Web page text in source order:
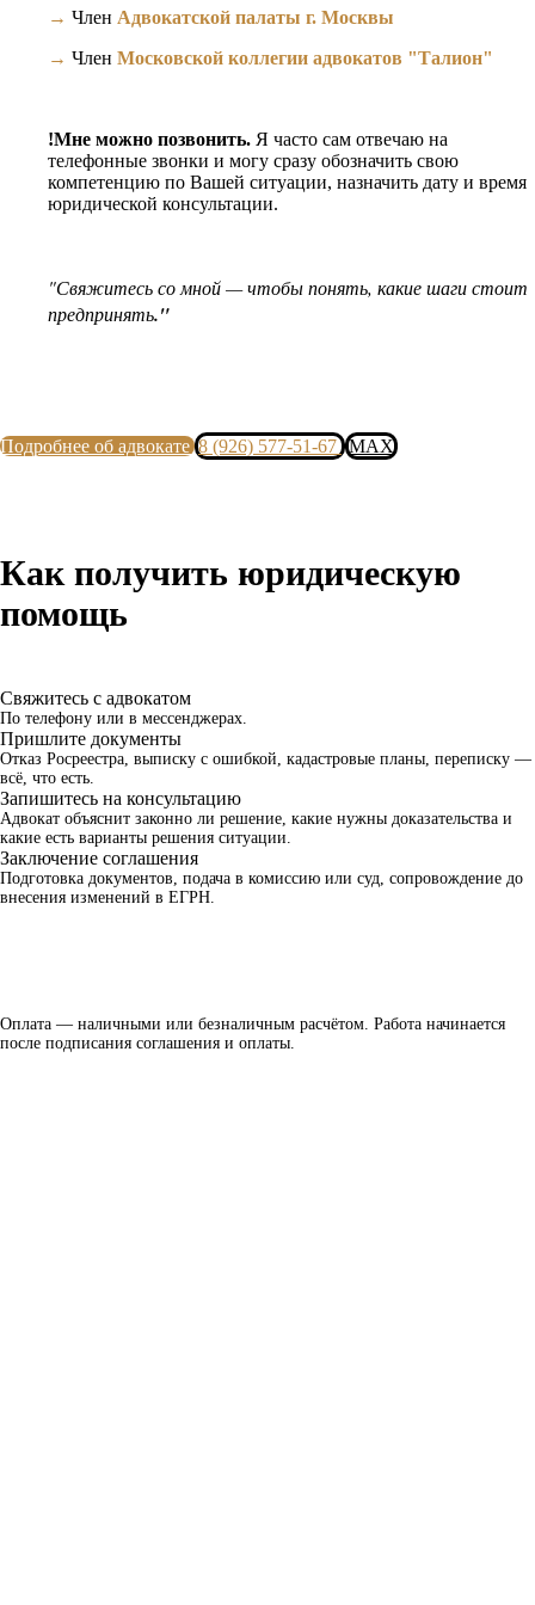
→ Член Адвокатской палаты г. Москвы
→ Член Московской коллегии адвокатов "Талион"
!Мне можно позвонить. Я часто сам отвечаю на
телефонные звонки и могу сразу обозначить свою
компетенцию по Вашей ситуации, назначить дату и время
юридической консультации.
"Свяжитесь со мной — чтобы понять, какие шаги стоит
предпринять."
Подробнее об адвокате 8 (926) 577-51-67 MAX
Как получить юридическую
помощь
Свяжитесь с адвокатом
По телефону или в мессенджерах.
Пришлите документы
Отказ Росреестра, выписку с ошибкой, кадастровые планы, переписку —
всё, что есть.
Запишитесь на консультацию
Адвокат объяснит законно ли решение, какие нужны доказательства и
какие есть варианты решения ситуации.
Заключение соглашения
Подготовка документов, подача в комиссию или суд, сопровождение до
внесения изменений в ЕГРН.
Оплата — наличными или безналичным расчётом. Работа начинается
после подписания соглашения и оплаты.